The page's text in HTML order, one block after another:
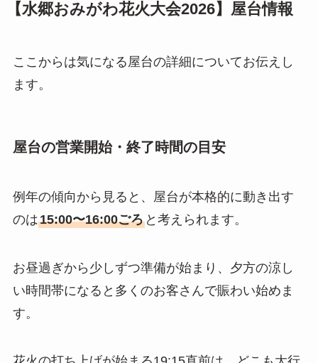
【水郷おみがわ花火大会2026】屋台情報
ここからは気になる屋台の詳細についてお伝えし
ます。
屋台の営業開始・終了時間の目安
例年の傾向から見ると、屋台が本格的に動き出す
のは15:00〜16:00ごろと考えられます。
お昼過ぎから少しずつ準備が始まり、夕方の涼し
い時間帯になると多くのお客さんで賑わい始めま
す。